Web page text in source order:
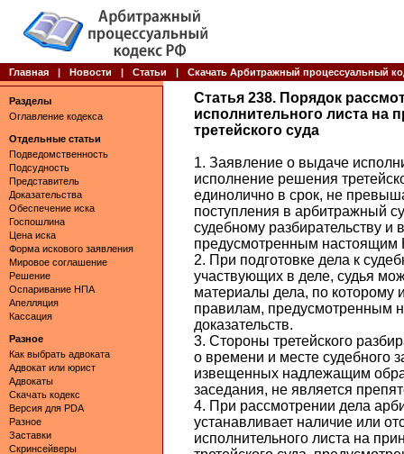
Главная | Новости | Статьи | Скачать Арбитражный процессуальный
Разделы
Оглавление кодекса
Отдельные статьи
Подведомственность
Подсудность
Представитель
Доказательства
Обеспечение иска
Госпошлина
Цена иска
Форма искового заявления
Мировое соглашение
Решение
Оспаривание НПА
Апелляция
Кассация
Разное
Как выбрать адвоката
Адвокат или юрист
Адвокаты
Скачать кодекс
Версия для PDA
Разное
Заставки
Скринсейверы
Статья 238. Порядок
исполнительного листа на
третейского суда
1. Заявление о выдаче
исполнение решения
единолично в срок, не
поступления в арбитражный
судебному разбирательству
предусмотренным настоящим
2. При подготовке дела к
участвующих в деле, судья
материалы дела, по которому
правилам, предусмотренным
доказательств.
3. Стороны третейского
о времени и месте судебного
извещенных надлежащим
заседания, не является
4. При рассмотрении дела
устанавливает наличие или
исполнительного листа на